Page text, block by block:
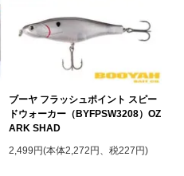
ブーヤ フラッシュポイント スピー
ドウォーカー（BYFPSW3208）OZ
ARK SHAD
2,499円(本体2,272円、税227円)